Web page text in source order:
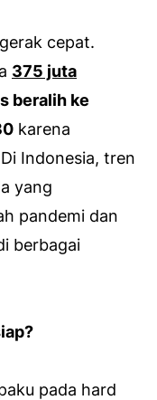
cepat.
375 juta
beralih ke
karena
Indonesia, tren
yang
pandemi dan
berbagai
pada hard